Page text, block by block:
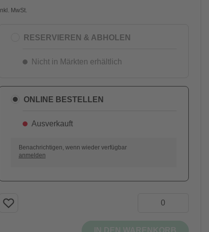
AUSVERKAUFT
Inkl. MwSt.
RESERVIEREN & ABHOLEN
Nicht in Märkten erhältlich
ONLINE BESTELLEN
Ausverkauft
Benachrichtigen, wenn wieder verfügbar
anmelden